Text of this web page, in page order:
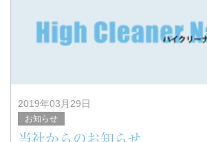
2019年03月29日
お知らせ
当社からのお知らせ